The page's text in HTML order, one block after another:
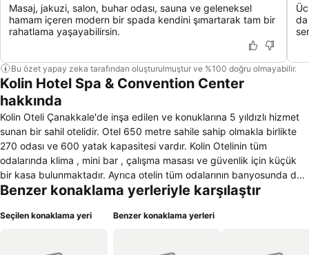
Masaj, jakuzi, salon, buhar odası, sauna ve geleneksel
hamam içeren modern bir spada kendini şımartarak tam bir
rahatlama yaşayabilirsin.
da
Bu özet yapay zeka tarafından oluşturulmuştur ve %100 doğru olmayabilir.
Kolin Hotel Spa & Convention Center
hakkında
Kolin Oteli Çanakkale'de inşa edilen ve konuklarına 5 yıldızlı hizmet
sunan bir sahil otelidir. Otel 650 metre sahile sahip olmakla birlikte
270 odası ve 600 yatak kapasitesi vardır. Kolin Otelinin tüm
odalarında klima , mini bar , çalışma masası ve güvenlik için küçük
bir kasa bulunmaktadır. Ayrıca otelin tüm odalarının banyosunda duş
ve küvet bulunmaktadır.Televizyon ve kablo yayını tüm odalarda
oda servisi ile hizmet vermekte olan Kolin Otelinin içerisinde
Benzer konaklama yerleriyle karşılaştır
Seçilen konaklama yeri Benzer konaklama yerleri